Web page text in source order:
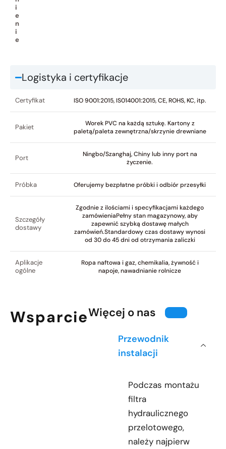
i
e
n
i
e
Logistyka i certyfikacje
Certyfikat ISO 9001:2015, IS014001:2015, CE, ROHS, KC, itp.
Pakiet
Worek PVC na każdą sztukę. Kartony z
paletą/paleta zewnętrzna/skrzynie drewniane
Port
Ningbo/Szanghaj, Chiny lub inny port na
życzenie.
Próbka Oferujemy bezpłatne próbki i odbiór przesyłki
Szczegóły
dostawy
Zgodnie z ilościami i specyfikacjami każdego
zamówieniaPełny stan magazynowy, aby
zapewnić szybką dostawę małych
zamówień.Standardowy czas dostawy wynosi
od 30 do 45 dni od otrzymania zaliczki
Aplikacje
ogólne
Ropa naftowa i gaz, chemikalia, żywność i
napoje, nawadnianie rolnicze
WsparcieWięcej o nas
Przewodnik
instalacji
Podczas montażu
filtra
hydraulicznego
przelotowego,
należy najpierw